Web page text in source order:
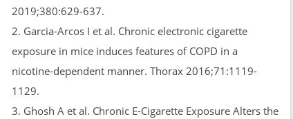
2019;380:629-637.
2. Garcia-Arcos I et al. Chronic electronic cigarette
exposure in mice induces features of COPD in a
nicotine-dependent manner. Thorax 2016;71:1119-
1129.
3. Ghosh A et al. Chronic E-Cigarette Exposure Alters the